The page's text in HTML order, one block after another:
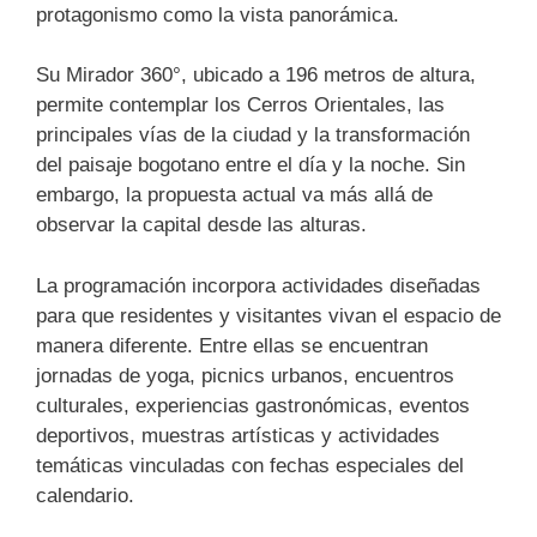
protagonismo como la vista panorámica.
Su Mirador 360°, ubicado a 196 metros de altura,
permite contemplar los Cerros Orientales, las
principales vías de la ciudad y la transformación
del paisaje bogotano entre el día y la noche. Sin
embargo, la propuesta actual va más allá de
observar la capital desde las alturas.
La programación incorpora actividades diseñadas
para que residentes y visitantes vivan el espacio de
manera diferente. Entre ellas se encuentran
jornadas de yoga, picnics urbanos, encuentros
culturales, experiencias gastronómicas, eventos
deportivos, muestras artísticas y actividades
temáticas vinculadas con fechas especiales del
calendario.